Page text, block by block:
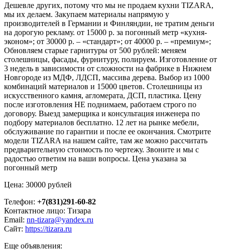
Дешевле других, потому что мы не продаем кухни TIZARA,
мы их делаем. Закупаем материалы напрямую у
производителей в Германии и Финляндии, не тратим деньги
на дорогую рекламу. от 15000 р. за погонный метр «кухня-
эконом»; от 30000 р. – «стандарт»; от 40000 р. – «премиум»;
Обновляем старые гарнитуры от 500 рублей: меняем
столешницы, фасады, фурнитуру, полируем. Изготовление от
3 недель в зависимости от сложности на фабрике в Нижнем
Новгороде из МДФ, ЛДСП, массива дерева. Выбор из 1000
комбинаций материалов и 15000 цветов. Столешницы из
искусственного камня, агломерата, ДСП, пластика. Цену
после изготовления НЕ поднимаем, работаем строго по
договору. Выезд замерщика и консультация инженера по
подбору материалов бесплатно. 12 лет на рынке мебели,
обслуживание по гарантии и после ее окончания. Смотрите
модели TIZARA на нашем сайте, там же можно рассчитать
предварительную стоимость по чертежу. Звоните и мы с
радостью ответим на ваши вопросы. Цена указана за
погонный метр
Цена: 30000 рублей
Телефон: +7(831)291-60-82
Контактное лицо: Тизара
Email: nn-tizara@yandex.ru
Сайт: https://tizara.ru
Еще объявления: